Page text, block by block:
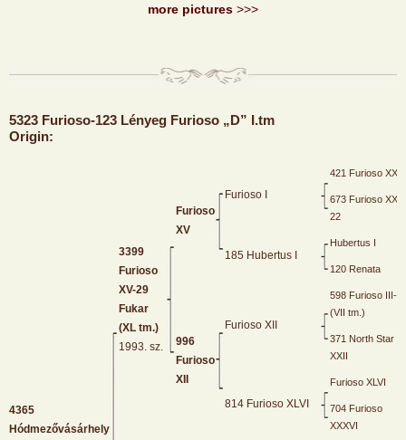
more pictures >>>
5323 Furioso-123 Lényeg Furioso „D” I.tm
Origin:
4365
Hódmezővásárhely
3399
Furioso
XV-29
Fukar
(XL tm.)
1993. sz.
Furioso
XV
Furioso I
421 Furioso
673 Furioso XXI-
22
185 Hubertus I
Hubertus I
120 Renata
996
Furioso
XII
Furioso XII
598 Furioso III-
(VII tm.)
371 North Star
XXII
814 Furioso XLVI
Furioso XLVI
704 Furioso
XXXVI